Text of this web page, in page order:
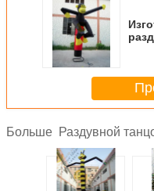
Больше Раздувной